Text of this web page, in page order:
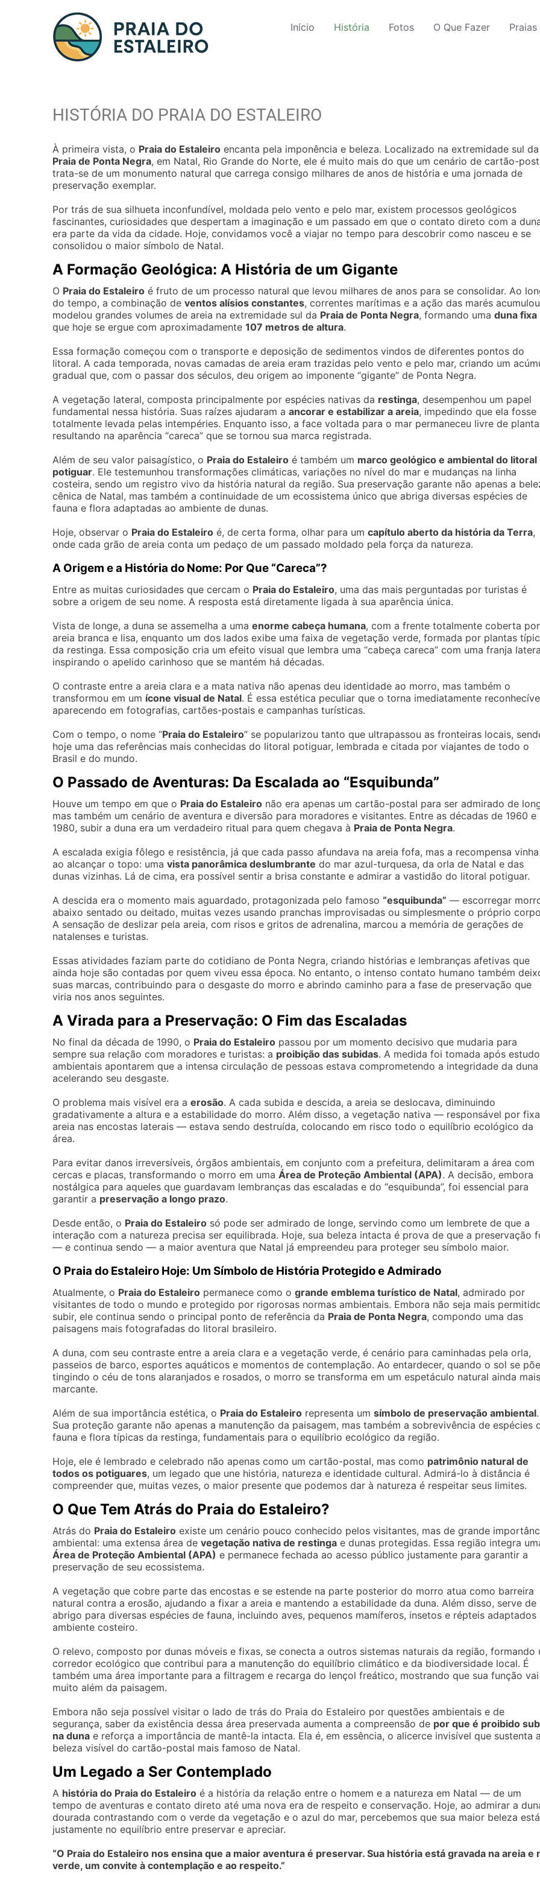
Início História Fotos O Que Fazer Praias
HISTÓRIA DO PRAIA DO ESTALEIRO
À primeira vista, o Praia do Estaleiro encanta pela imponência e beleza. Localizado na extremidade sul da
Praia de Ponta Negra, em Natal, Rio Grande do Norte, ele é muito mais do que um cenário de cartão-
trata-se de um monumento natural que carrega consigo milhares de anos de história e uma jornada de
preservação exemplar.
Por trás de sua silhueta inconfundível, moldada pelo vento e pelo mar, existem processos geológicos
fascinantes, curiosidades que despertam a imaginação e um passado em que o contato direto com a
era parte da vida da cidade. Hoje, convidamos você a viajar no tempo para descobrir como nasceu e se
consolidou o maior símbolo de Natal.
A Formação Geológica: A História de um Gigante
O Praia do Estaleiro é fruto de um processo natural que levou milhares de anos para se consolidar. Ao
do tempo, a combinação de ventos alísios constantes, correntes marítimas e a ação das marés
modelou grandes volumes de areia na extremidade sul da Praia de Ponta Negra, formando uma duna fixa
que hoje se ergue com aproximadamente 107 metros de altura.
Essa formação começou com o transporte e deposição de sedimentos vindos de diferentes pontos do
litoral. A cada temporada, novas camadas de areia eram trazidas pelo vento e pelo mar, criando um
gradual que, com o passar dos séculos, deu origem ao imponente “gigante” de Ponta Negra.
A vegetação lateral, composta principalmente por espécies nativas da restinga, desempenhou um papel
fundamental nessa história. Suas raízes ajudaram a ancorar e estabilizar a areia, impedindo que ela fosse
totalmente levada pelas intempéries. Enquanto isso, a face voltada para o mar permaneceu livre de
resultando na aparência “careca” que se tornou sua marca registrada.
Além de seu valor paisagístico, o Praia do Estaleiro é também um marco geológico e ambiental do litoral
potiguar. Ele testemunhou transformações climáticas, variações no nível do mar e mudanças na linha
costeira, sendo um registro vivo da história natural da região. Sua preservação garante não apenas a
cênica de Natal, mas também a continuidade de um ecossistema único que abriga diversas espécies de
fauna e flora adaptadas ao ambiente de dunas.
Hoje, observar o Praia do Estaleiro é, de certa forma, olhar para um capítulo aberto da história da Terra,
onde cada grão de areia conta um pedaço de um passado moldado pela força da natureza.
A Origem e a História do Nome: Por Que “Careca”?
Entre as muitas curiosidades que cercam o Praia do Estaleiro, uma das mais perguntadas por turistas é
sobre a origem de seu nome. A resposta está diretamente ligada à sua aparência única.
Vista de longe, a duna se assemelha a uma enorme cabeça humana, com a frente totalmente coberta por
areia branca e lisa, enquanto um dos lados exibe uma faixa de vegetação verde, formada por plantas
da restinga. Essa composição cria um efeito visual que lembra uma “cabeça careca” com uma franja
inspirando o apelido carinhoso que se mantém há décadas.
O contraste entre a areia clara e a mata nativa não apenas deu identidade ao morro, mas também o
transformou em um ícone visual de Natal. É essa estética peculiar que o torna imediatamente
aparecendo em fotografias, cartões-postais e campanhas turísticas.
Com o tempo, o nome “Praia do Estaleiro” se popularizou tanto que ultrapassou as fronteiras locais,
hoje uma das referências mais conhecidas do litoral potiguar, lembrada e citada por viajantes de todo o
Brasil e do mundo.
O Passado de Aventuras: Da Escalada ao “Esquibunda”
Houve um tempo em que o Praia do Estaleiro não era apenas um cartão-postal para ser admirado de
mas também um cenário de aventura e diversão para moradores e visitantes. Entre as décadas de 1960 e
1980, subir a duna era um verdadeiro ritual para quem chegava à Praia de Ponta Negra.
A escalada exigia fôlego e resistência, já que cada passo afundava na areia fofa, mas a recompensa vinha
ao alcançar o topo: uma vista panorâmica deslumbrante do mar azul-turquesa, da orla de Natal e das
dunas vizinhas. Lá de cima, era possível sentir a brisa constante e admirar a vastidão do litoral potiguar.
A descida era o momento mais aguardado, protagonizada pelo famoso “esquibunda” — escorregar
abaixo sentado ou deitado, muitas vezes usando pranchas improvisadas ou simplesmente o próprio
A sensação de deslizar pela areia, com risos e gritos de adrenalina, marcou a memória de gerações de
natalenses e turistas.
Essas atividades faziam parte do cotidiano de Ponta Negra, criando histórias e lembranças afetivas que
ainda hoje são contadas por quem viveu essa época. No entanto, o intenso contato humano também
suas marcas, contribuindo para o desgaste do morro e abrindo caminho para a fase de preservação que
viria nos anos seguintes.
A Virada para a Preservação: O Fim das Escaladas
No final da década de 1990, o Praia do Estaleiro passou por um momento decisivo que mudaria para
sempre sua relação com moradores e turistas: a proibição das subidas. A medida foi tomada após
ambientais apontarem que a intensa circulação de pessoas estava comprometendo a integridade da
acelerando seu desgaste.
O problema mais visível era a erosão. A cada subida e descida, a areia se deslocava, diminuindo
gradativamente a altura e a estabilidade do morro. Além disso, a vegetação nativa — responsável por
areia nas encostas laterais — estava sendo destruída, colocando em risco todo o equilíbrio ecológico da
área.
Para evitar danos irreversíveis, órgãos ambientais, em conjunto com a prefeitura, delimitaram a área com
cercas e placas, transformando o morro em uma Área de Proteção Ambiental (APA). A decisão, embora
nostálgica para aqueles que guardavam lembranças das escaladas e do “esquibunda”, foi essencial para
garantir a preservação a longo prazo.
Desde então, o Praia do Estaleiro só pode ser admirado de longe, servindo como um lembrete de que a
interação com a natureza precisa ser equilibrada. Hoje, sua beleza intacta é prova de que a preservação
— e continua sendo — a maior aventura que Natal já empreendeu para proteger seu símbolo maior.
O Praia do Estaleiro Hoje: Um Símbolo de História Protegido e Admirado
Atualmente, o Praia do Estaleiro permanece como o grande emblema turístico de Natal, admirado por
visitantes de todo o mundo e protegido por rigorosas normas ambientais. Embora não seja mais
subir, ele continua sendo o principal ponto de referência da Praia de Ponta Negra, compondo uma das
paisagens mais fotografadas do litoral brasileiro.
A duna, com seu contraste entre a areia clara e a vegetação verde, é cenário para caminhadas pela orla,
passeios de barco, esportes aquáticos e momentos de contemplação. Ao entardecer, quando o sol se põe
tingindo o céu de tons alaranjados e rosados, o morro se transforma em um espetáculo natural ainda mais
marcante.
Além de sua importância estética, o Praia do Estaleiro representa um símbolo de preservação ambiental.
Sua proteção garante não apenas a manutenção da paisagem, mas também a sobrevivência de espécies
fauna e flora típicas da restinga, fundamentais para o equilíbrio ecológico da região.
Hoje, ele é lembrado e celebrado não apenas como um cartão-postal, mas como patrimônio natural de
todos os potiguares, um legado que une história, natureza e identidade cultural. Admirá-lo à distância é
compreender que, muitas vezes, o maior presente que podemos dar à natureza é respeitar seus limites.
O Que Tem Atrás do Praia do Estaleiro?
Atrás do Praia do Estaleiro existe um cenário pouco conhecido pelos visitantes, mas de grande
ambiental: uma extensa área de vegetação nativa de restinga e dunas protegidas. Essa região integra
Área de Proteção Ambiental (APA) e permanece fechada ao acesso público justamente para garantir a
preservação de seu ecossistema.
A vegetação que cobre parte das encostas e se estende na parte posterior do morro atua como barreira
natural contra a erosão, ajudando a fixar a areia e mantendo a estabilidade da duna. Além disso, serve de
abrigo para diversas espécies de fauna, incluindo aves, pequenos mamíferos, insetos e répteis adaptados
ambiente costeiro.
O relevo, composto por dunas móveis e fixas, se conecta a outros sistemas naturais da região, formando
corredor ecológico que contribui para a manutenção do equilíbrio climático e da biodiversidade local. É
também uma área importante para a filtragem e recarga do lençol freático, mostrando que sua função vai
muito além da paisagem.
Embora não seja possível visitar o lado de trás do Praia do Estaleiro por questões ambientais e de
segurança, saber da existência dessa área preservada aumenta a compreensão de por que é proibido
na duna e reforça a importância de mantê-la intacta. Ela é, em essência, o alicerce invisível que sustenta a
beleza visível do cartão-postal mais famoso de Natal.
Um Legado a Ser Contemplado
A história do Praia do Estaleiro é a história da relação entre o homem e a natureza em Natal — de um
tempo de aventuras e contato direto até uma nova era de respeito e conservação. Hoje, ao admirar a
dourada contrastando com o verde da vegetação e o azul do mar, percebemos que sua maior beleza está
justamente no equilíbrio entre preservar e apreciar.
“O Praia do Estaleiro nos ensina que a maior aventura é preservar. Sua história está gravada na areia e
verde, um convite à contemplação e ao respeito.”